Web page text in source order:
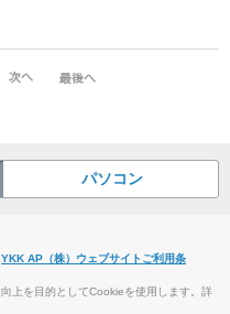
パソコン
YKK AP（株）ウェブサイトご利用条
上を目的としてCookieを使用します。詳